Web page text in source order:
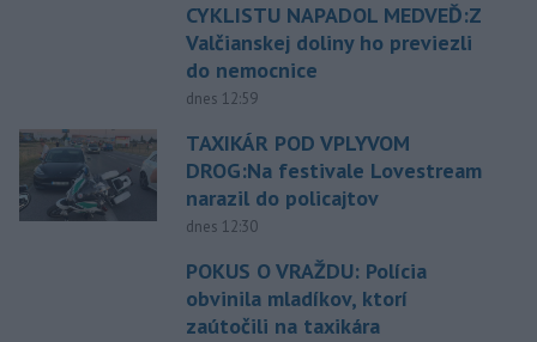
CYKLISTU NAPADOL MEDVEĎ:Z
Valčianskej doliny ho previezli
do nemocnice
dnes 12:59
TAXIKÁR POD VPLYVOM
DROG:Na festivale Lovestream
narazil do policajtov
dnes 12:30
POKUS O VRAŽDU: Polícia
obvinila mladíkov, ktorí
zaútočili na taxikára